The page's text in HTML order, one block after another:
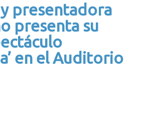
presentadora
presenta su
en el Auditorio